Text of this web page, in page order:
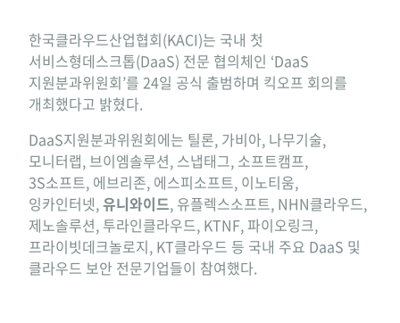
한국클라우드산업협회(KACI)는 국내 첫
서비스형데스크톱(DaaS) 전문 협의체인 ‘DaaS
지원분과위원회’를 24일 공식 출범하며 킥오프 회의를
개최했다고 밝혔다.
DaaS지원분과위원회에는 틸론, 가비아, 나무기술,
모니터랩, 브이엠솔루션, 스냅태그, 소프트캠프,
3S소프트, 에브리존, 에스피소프트, 이노티움,
잉카인터넷, 유니와이드, 유플렉스소프트, NHN클라우드,
제노솔루션, 투라인클라우드, KTNF, 파이오링크,
프라이빗데크놀로지, KT클라우드 등 국내 주요 DaaS 및
클라우드 보안 전문기업들이 참여했다.